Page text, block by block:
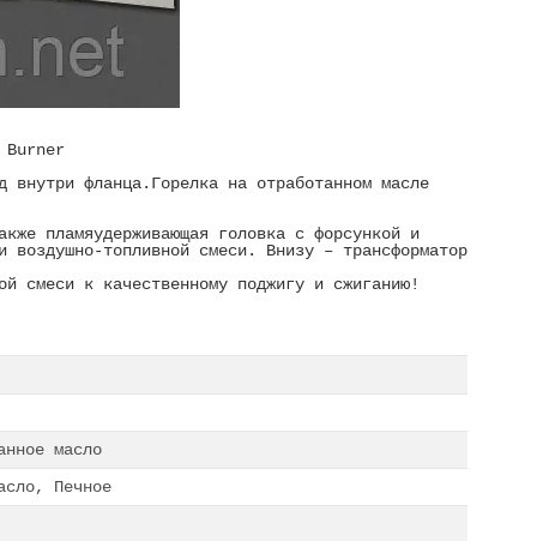
Burner
фланца.Горелка на отработанном масле
пламяудерживающая головка с форсункой и
воздушно-топливной смеси. Внизу – трансформатор
смеси к качественному поджигу и сжиганию!
масло
Печное